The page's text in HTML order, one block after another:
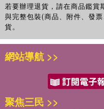
若要辦理退貨，請在商品鑑賞
與完整包裝(商品、附件、發
貨。
網站導航 >>
聚焦三民 >>